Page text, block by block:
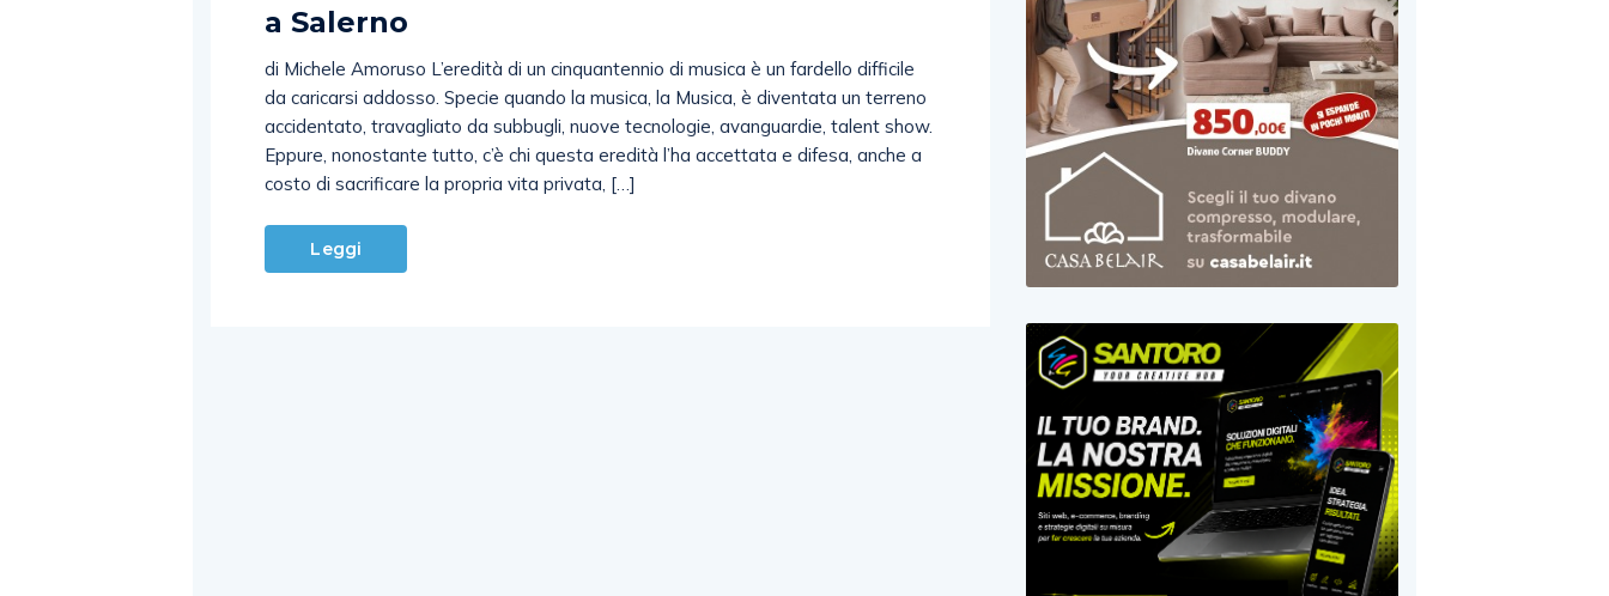
a Salerno
di Michele Amoruso L’eredità di un cinquantennio di musica è un fardello difficile
da caricarsi addosso. Specie quando la musica, la Musica, è diventata un terreno
accidentato, travagliato da subbugli, nuove tecnologie, avanguardie, talent show.
Eppure, nonostante tutto, c’è chi questa eredità l’ha accettata e difesa, anche a
costo di sacrificare la propria vita privata, […]
Leggi